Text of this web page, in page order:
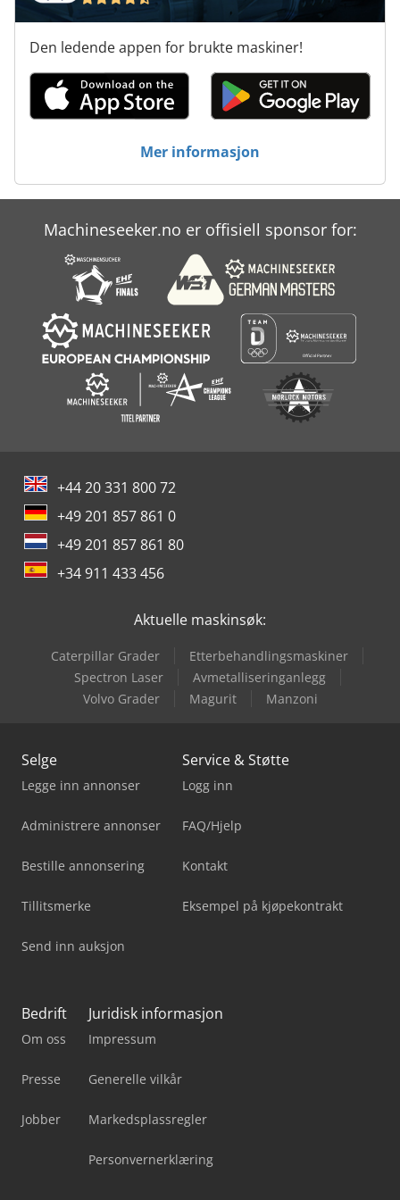
Transportabel Bil Trykk
Ved Forespørsler
Den ledende appen for brukte maskiner!
Mer informasjon
Machineseeker.no er offisiell sponsor for:
+44 20 331 800 72
+49 201 857 861 0
+49 201 857 861 80
+34 911 433 456
Aktuelle maskinsøk:
Caterpillar Grader
Etterbehandlingsmaskiner
Spectron Laser
Avmetalliseringanlegg
Volvo Grader
Magurit Manzoni
Selge
Legge inn annonser
Administrere annonser
Bestille annonsering
Tillitsmerke
Send inn auksjon
Service & Støtte
Logg inn
FAQ/Hjelp
Kontakt
Eksempel på kjøpekontrakt
Bedrift
Om oss
Presse
Jobber
Juridisk informasjon
Impressum
Generelle vilkår
Markedsplassregler
Personvernerklæring